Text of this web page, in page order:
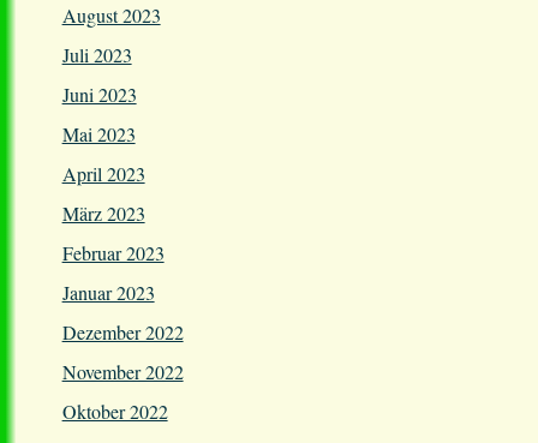
August 2023
Juli 2023
Juni 2023
Mai 2023
April 2023
März 2023
Februar 2023
Januar 2023
Dezember 2022
November 2022
Oktober 2022